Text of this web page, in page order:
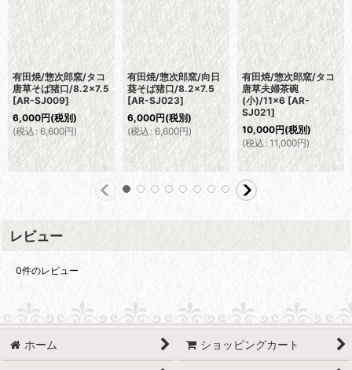
有田焼/惣次郎窯/タコ
唐草そば猪口/8.2×7.5
[AR-SJ009]
6,000円(税別)
(税込 : 6,600円)
有田焼/惣次郎窯/向日
葵そば猪口/8.2×7.5
[AR-SJ023]
6,000円(税別)
(税込 : 6,600円)
有田焼/惣次郎窯/タコ
唐草夫婦茶碗
(小)/11×6 [AR-
SJ021]
10,000円(税別)
(税込: 11,000円)
レビュー
0件のレビュー
ホーム ショッピングカート